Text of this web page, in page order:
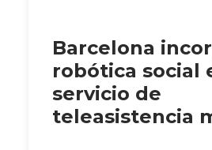
Barcelona
robótica social
servicio de
teleasistencia